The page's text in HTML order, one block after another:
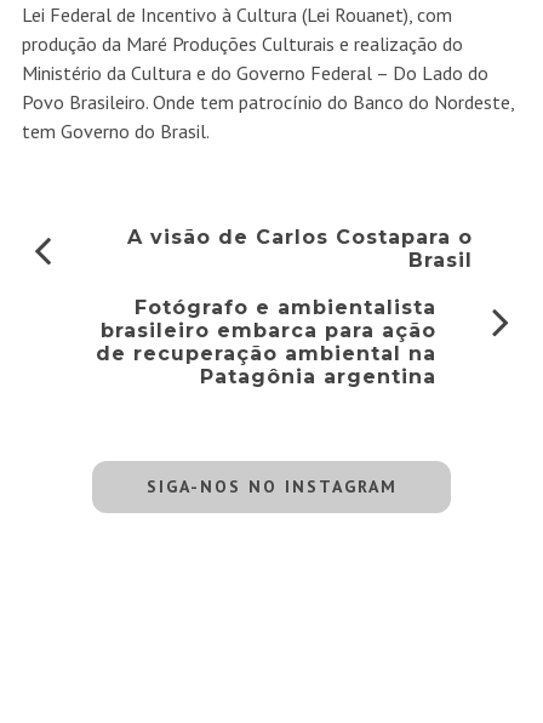
Lei Federal de Incentivo à Cultura (Lei Rouanet), com
produção da Maré Produções Culturais e realização do
Ministério da Cultura e do Governo Federal – Do Lado do
Povo Brasileiro. Onde tem patrocínio do Banco do Nordeste,
tem Governo do Brasil.
A visão de Carlos Costapara o
Brasil
Fotógrafo e ambientalista
brasileiro embarca para ação
de recuperação ambiental na
Patagônia argentina
SIGA-NOS NO INSTAGRAM